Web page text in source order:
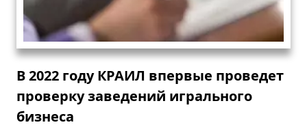
В 2022 году КРАИЛ впервые проведет
проверку заведений игрального
бизнеса